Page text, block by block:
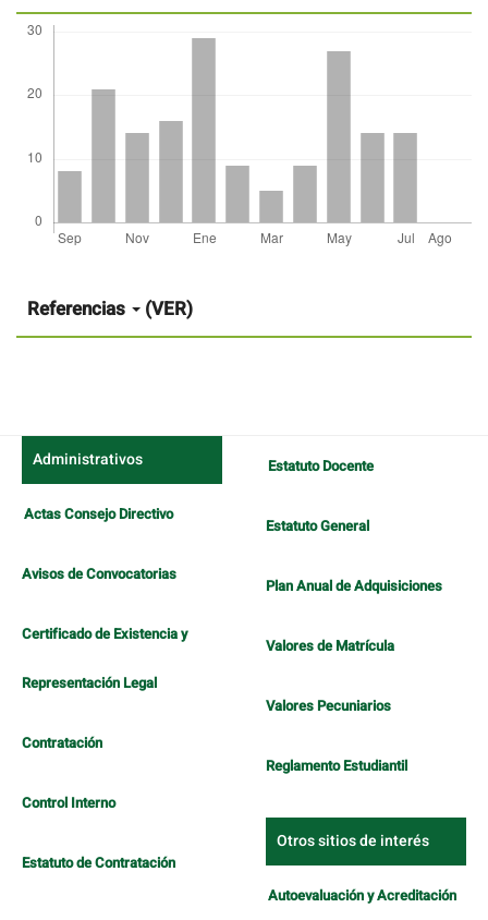
artículo
Referencias (VER)
Administrativos
Actas Consejo Directivo
Avisos de Convocatorias
Certificado de Existencia y
Representación Legal
Contratación
Control Interno
Estatuto de Contratación
Estatuto Docente
Estatuto General
Plan Anual de Adquisiciones
Valores de Matrícula
Valores Pecuniarios
Reglamento Estudiantil
Otros sitios de interés
Autoevaluación y Acreditación